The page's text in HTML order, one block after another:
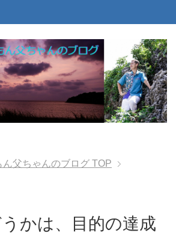
父ちゃんのブログ TOP
かは、目的の達成